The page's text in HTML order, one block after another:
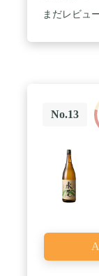
まだレビュ
No.13